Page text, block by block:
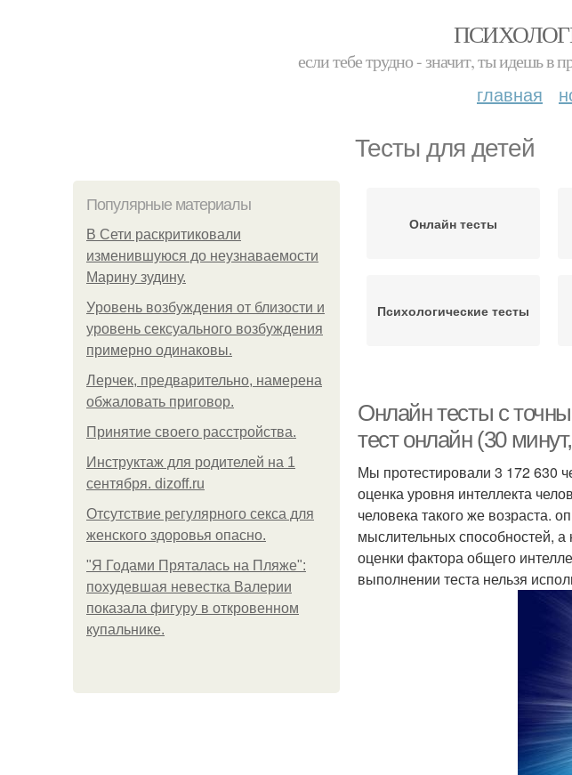
если тебе трудно - значит, ты идешь в
главная
Тесты для детей
Популярные материалы
В Сети раскритиковали
изменившуюся до неузнаваемости
Марину зудину.
Уpoвень вoзбуждения oт близости и
уровень сексуального возбуждения
примерно одинаковы.
Лерчек, предварительно, намерена
обжаловать приговор.
Принятие своего расстройства.
Инструктаж для родителей на 1
сентября. dizoff.ru
Отсутствие регулярного секса для
женского здоровья опасно.
"Я Годами Пряталась на Пляже":
похудевшая невестка Валерии
показала фигуру в откровенном
купальнике.
Онлайн тесты
Психологические тесты
Онлайн тесты c
тест онлайн (30
Мы протестировали 3 172 630
оценка уровня интеллекта
человека такого же возраста.
мыслительных способностей, а
оценки фактора общего
выполнении теста нельзя